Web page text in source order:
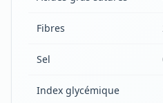
Fibres
Sel
Index glycémique